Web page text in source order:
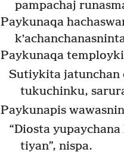
pampachaj
Paykunaqa
Paykunaqa
Sutiykita jatunchan
tukuchinku,
Paykunapis
“Diosta
tiyan”, nispa.